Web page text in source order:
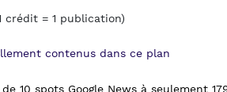
crédit = 1 publication)
contenus dans ce plan
10 spots Google News à seulement